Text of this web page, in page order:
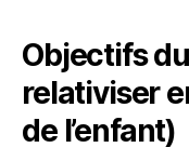
Objectifs
relativiser
de l’enfant)